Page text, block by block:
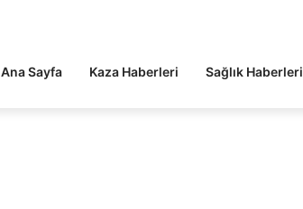
Ana Sayfa Kaza Haberleri Sağlık Haberleri